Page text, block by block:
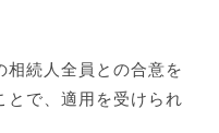
相続人全員との合意を
とで、適用を受けられ